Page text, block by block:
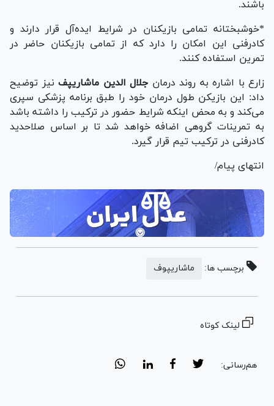
باشند.
*خوشبختانه تمامی بازیکنان در شرایط ایده‌آل قرار دارند و
کادرفنی این امکان را دارد که از تمامی بازیکنان حاضر در
تمرین استفاده کنند.
زارع با اشاره به روند درمان جلال الدین ماشاریپف نیز توضیح
داد: این بازیکن طول درمان خود را طبق برنامه پزشکی سپری
می‌کند و به محض اینکه شرایط حضور در ترکیب را داشته باشد
به تمرینات گروهی اضافه خواهد شد تا بر اساس صلاحدید
کادرفنی در ترکیب تیم قرار گیرد.
انتهای پیام/
برچسب ها: ماشاریپوف
لینک کوتاه
هم‌رسانی: